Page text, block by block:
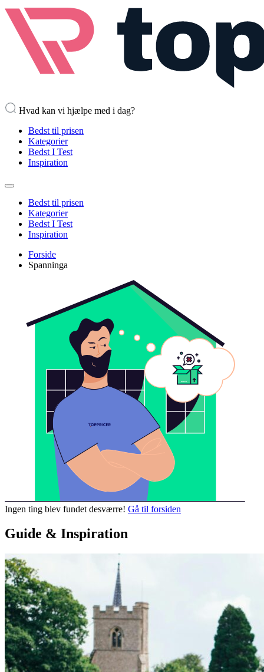
Hvad kan vi hjælpe med i dag?
Bedst til prisen
Kategorier
Bedst I Test
Inspiration
Bedst til prisen
Kategorier
Bedst I Test
Inspiration
Forside
Spanninga
Ingen ting blev fundet desværre! Gå til forsiden
Guide & Inspiration